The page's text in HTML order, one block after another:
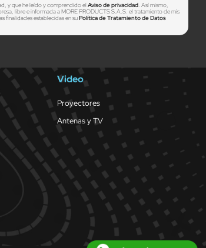
y que he leído y comprendido elAviso de privacidad . Así mismo,
libre e informada a MORE PRODUCTS S.A.S. el tratamiento de mis
finalidades establecidas en suPolítica de Tratamiento de Datos
Video
Proyectores
Antenas y TV